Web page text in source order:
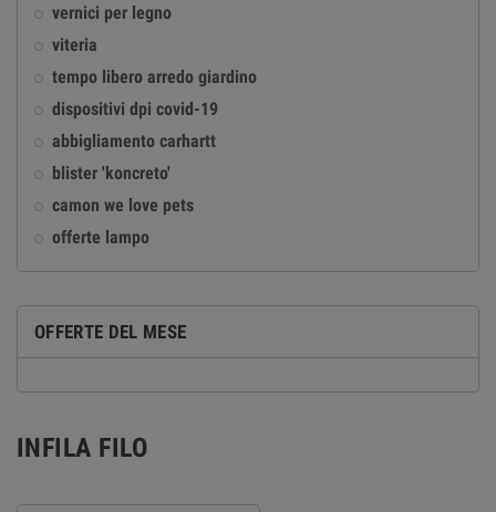
vernici per legno
viteria
tempo libero arredo giardino
dispositivi dpi covid-19
abbigliamento carhartt
blister 'koncreto'
camon we love pets
offerte lampo
OFFERTE DEL MESE
INFILA FILO